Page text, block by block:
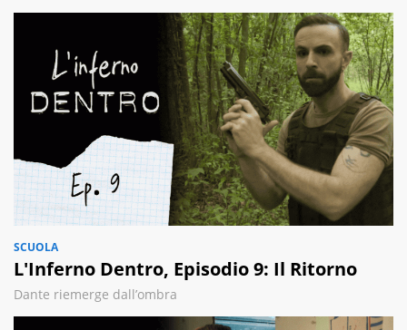
SCUOLA
L'Inferno Dentro, Episodio 9: Il Ritorno
Dante riemerge dall’ombra